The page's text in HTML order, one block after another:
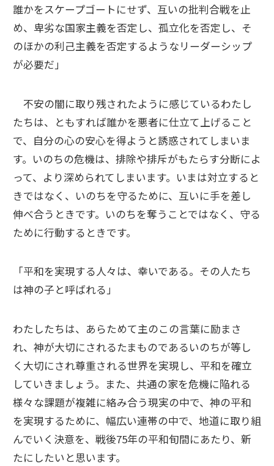
誰かをスケープゴートにせず、互いの批判合戦を止
め、卑劣な国家主義を否定し、孤立化を否定し、そ
のほかの利己主義を否定するようなリーダーシップ
が必要だ」
不安の闇に取り残されたように感じているわたし
たちは、ともすれば誰かを悪者に仕立て上げること
で、自分の心の安心を得ようと誘惑されてしまいま
す。いのちの危機は、排除や排斥がもたらす分断によ
って、より深められてしまいます。いまは対立すると
きではなく、いのちを守るために、互いに手を差し
伸べ合うときです。いのちを奪うことではなく、守る
ために行動するときです。
「平和を実現する人々は、幸いである。その人たち
は神の子と呼ばれる」
わたしたちは、あらためて主のこの言葉に励まさ
れ、神が大切にされるたまものであるいのちが等し
く大切にされ尊重される世界を実現し、平和を確立
していきましょう。また、共通の家を危機に陥れる
様々な課題が複雑に絡み合う現実の中で、神の平和
を実現するために、幅広い連帯の中で、地道に取り組
んでいく決意を、戦後75年の平和旬間にあたり、新
たにしたいと思います。